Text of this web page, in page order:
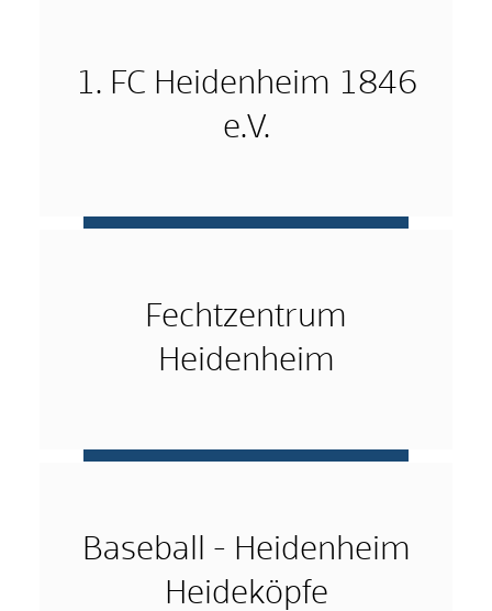
1. FC Heidenheim 1846
e.V.
Fechtzentrum
Heidenheim
Baseball - Heidenheim
Heideköpfe